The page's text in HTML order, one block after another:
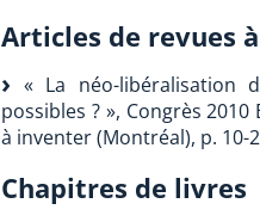
Articles de revues
« La néo-libéralisation
possibles ? », Congrès
à inventer (Montréal), p. 10-
Chapitres de livres